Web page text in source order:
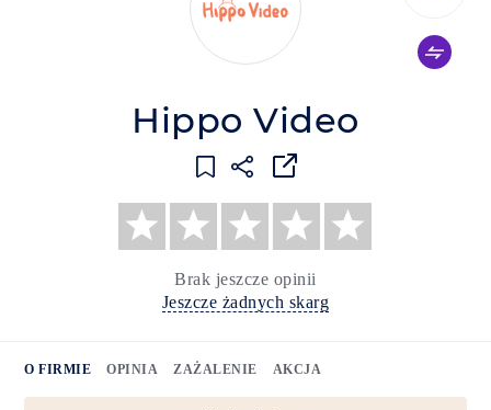
Hippo Video
Brak jeszcze opinii
Jeszcze żadnych skarg
O FIRMIE OPINIA ZAŻALENIE AKCJA